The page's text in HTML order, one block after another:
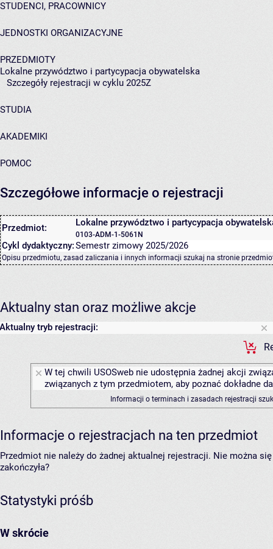
STUDENCI, PRACOWNICY
JEDNOSTKI ORGANIZACYJNE
PRZEDMIOTY
Lokalne przywództwo i partycypacja obywatelska
Szczegóły rejestracji w cyklu 2025Z
STUDIA
AKADEMIKI
POMOC
Szczegółowe informacje o rejestracji
Przedmiot: Lokalne przywództwo i partycypacja
0103-ADM-1-5061N
Cykl dydaktyczny:Semestr zimowy 2025/2026
Opisu przedmiotu, zasad zaliczania i innych informacji szukaj na stronie
Aktualny stan oraz możliwe akcje
Aktualny tryb rejestracji:
W tej chwili USOSweb nie udostępnia żadnej akcji
związanych z tym przedmiotem, aby poznać dokładne
Informacji o terminach i zasadach rejestracji
Informacje o rejestracjach na ten przedmiot
Przedmiot nie należy do żadnej aktualnej rejestracji. Nie można
zakończyła?
Statystyki próśb
W skrócie